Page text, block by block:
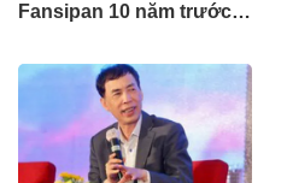
Fansipan 10 năm trước:
nhà Đông Dương